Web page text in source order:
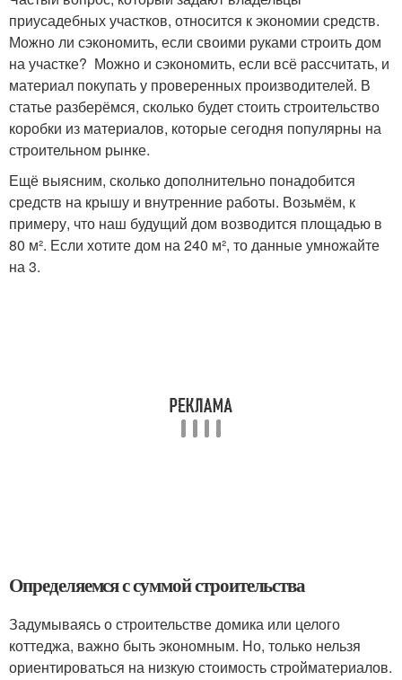
приусадебных участков, относится к экономии средств.
Можно ли сэкономить, если своими руками строить дом
на участке? Можно и сэкономить, если всё рассчитать, и
материал покупать у проверенных производителей. В
статье разберёмся, сколько будет стоить строительство
коробки из материалов, которые сегодня популярны на
строительном рынке.
Ещё выясним, сколько дополнительно понадобится
средств на крышу и внутренние работы. Возьмём, к
примеру, что наш будущий дом возводится площадью в
80 м². Если хотите дом на 240 м², то данные умножайте
на 3.
Определяемся с суммой строительства
Задумываясь о строительстве домика или целого
коттеджа, важно быть экономным. Но, только нельзя
ориентироваться на низкую стоимость стройматериалов.